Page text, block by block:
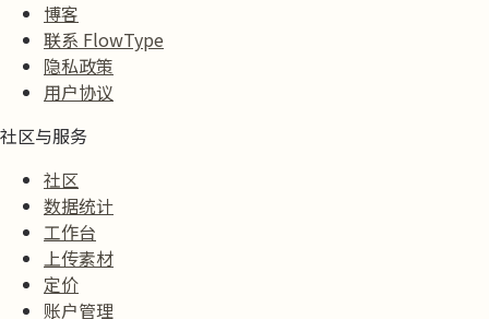
博客
联系 FlowType
隐私政策
用户协议
社区与服务
社区
数据统计
工作台
上传素材
定价
账户管理